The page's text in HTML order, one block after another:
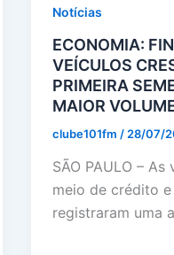
Notícias
ECONOMIA:
VEÍCULOS
PRIMEIRA
MAIOR
clube101fm / 28/07/
SÃO PAULO –
meio de crédito
registraram uma